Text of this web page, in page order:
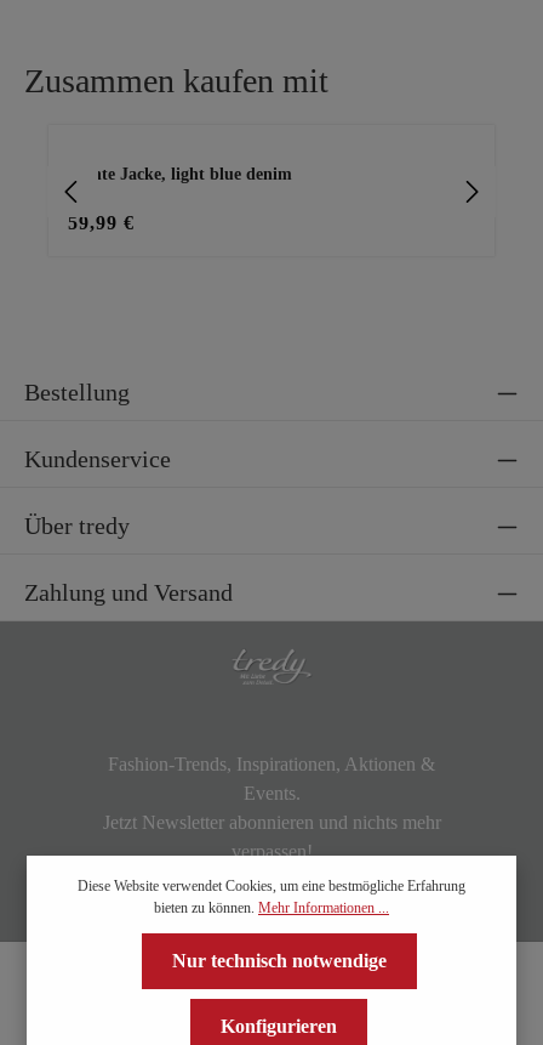
Zusammen kaufen mit
leichte Jacke, light blue denim
59,99 €
Bestellung
Kundenservice
Über tredy
Zahlung und Versand
Fashion-Trends, Inspirationen, Aktionen &
Events.
Jetzt Newsletter abonnieren und nichts mehr
verpassen!
Diese Website verwendet Cookies, um eine bestmögliche Erfahrung
bieten zu können. Mehr Informationen ...
Nur technisch notwendige
Konfigurieren